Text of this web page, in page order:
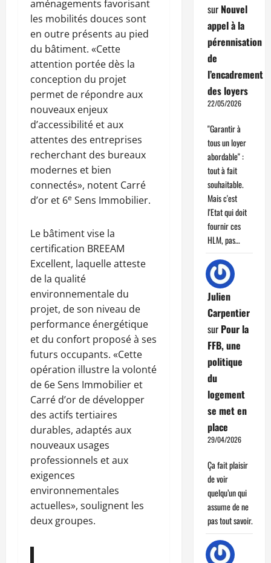
aménagements favorisant
les mobilités douces sont
en outre présents au pied
du bâtiment. «Cette
attention portée dès la
conception du projet
permet de répondre aux
nouveaux enjeux
d’accessibilité et aux
attentes des entreprises
recherchant des bureaux
modernes et bien
connectés», notent Carré
d’or et 6e Sens Immobilier.
Le bâtiment vise la
certification BREEAM
Excellent, laquelle atteste
de la qualité
environnementale du
projet, de son niveau de
performance énergétique
et du confort proposé à ses
futurs occupants. «Cette
opération illustre la volonté
de 6e Sens Immobilier et
Carré d’or de développer
des actifs tertiaires
durables, adaptés aux
nouveaux usages
professionnels et aux
exigences
environnementales
actuelles», soulignent les
deux groupes.
sur Nouvel
appel à la
pérennisation
de
l’encadrement
des loyers
22/05/2026
"Garantir à
tous un loyer
abordable" :
tout à fait
souhaitable.
Mais c'est
l'Etat qui doit
fournir ces
HLM, pas…
Julien
Carpentier
sur Pour la
FFB, une
politique
du
logement
se met en
place
29/04/2026
Ça fait plaisir
de voir
quelqu’un qui
assume de ne
pas tout savoir.